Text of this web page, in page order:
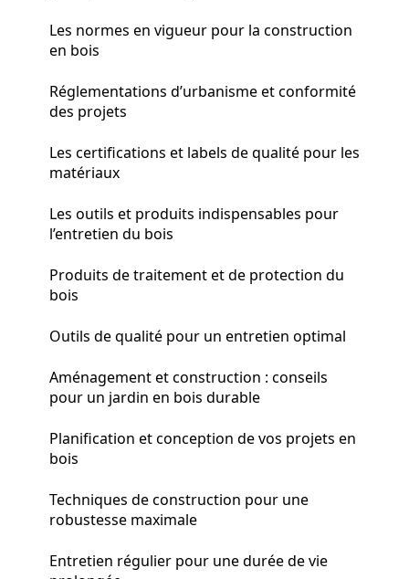
Les normes en vigueur pour la construction
en bois
Réglementations d’urbanisme et conformité
des projets
Les certifications et labels de qualité pour les
matériaux
Les outils et produits indispensables pour
l’entretien du bois
Produits de traitement et de protection du
bois
Outils de qualité pour un entretien optimal
Aménagement et construction : conseils
pour un jardin en bois durable
Planification et conception de vos projets en
bois
Techniques de construction pour une
robustesse maximale
Entretien régulier pour une durée de vie